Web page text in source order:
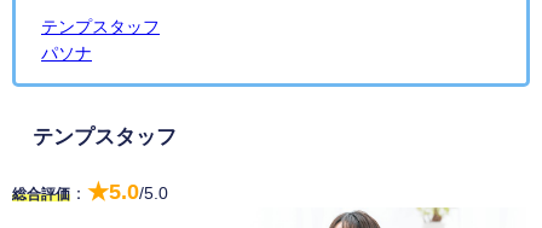
テンプスタッフ
パソナ
テンプスタッフ
総合評価 ： ★5.0/5.0